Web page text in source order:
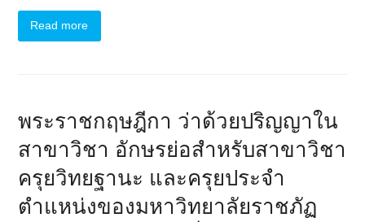
Read more
พระราชกฤษฎีกา ว่าด้วยปริญญาใน
สาขาวิชา อักษรย่อสำหรับสาขาวิชา
ครุยวิทยฐานะ และครุยประจำ
ตำแหน่งของมหาวิทยาลัยราชภัฏ